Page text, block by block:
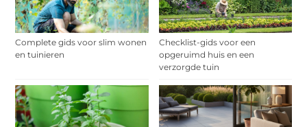
Complete gids voor slim wonen
en tuinieren
Checklist-gids voor een
opgeruimd huis en een
verzorgde tuin